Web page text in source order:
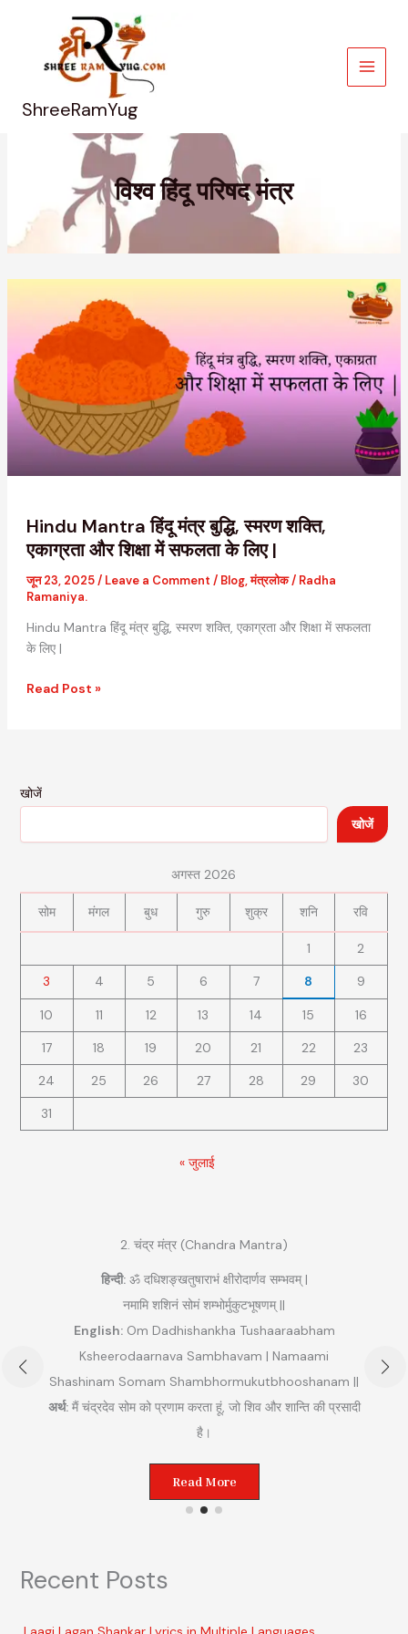
ShreeRamYug
विश्व हिंदू परिषद मंत्र
Hindu Mantra हिंदू मंत्र बुद्धि, स्मरण शक्ति,
एकाग्रता और शिक्षा में सफलता के लिए |
जून 23, 2025/ Leave a Comment / Blog,मंत्रलोक/ Radha
Ramaniya.
Hindu Mantra हिंदू मंत्र बुद्धि, स्मरण शक्ति, एकाग्रता और शिक्षा में सफलता
के लिए |
मंत्र
स्मरण
शक्ति,
एकाग्रता
शिक्षा
सफलता
के
लिए
|
Read Post »
खोजें
खोजें
अगस्त 2026
सोम मंगल बुध गुरु शुक्र शनि रवि
1
2
3
4 5 6 7 8 9
10 11 12 13 14 15
16
17
18 19 20 21 22
23
24
25 26 27 28 29
30
31
« जुलाई
2. चंद्र मंत्र (Chandra Mantra)
हिन्दी:ॐ दधिशङ्खतुषाराभं क्षीरोदार्णव सम्भवम् |
नमामि शशिनं सोमं शम्भोर्मुकुटभूषणम् ||
English:Om Dadhishankha Tushaaraabham
Ksheerodaarnava Sambhavam | Namaami
Shashinam Somam Shambhormukutbhooshanam ||
अर्थ:मैं चंद्रदेव सोम को प्रणाम करता हूं, जो शिव और शान्ति की प्रसादी
है।
Read More
Recent Posts